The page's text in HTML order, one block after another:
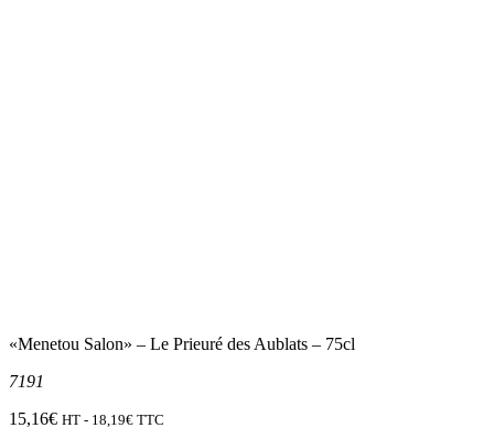
«Menetou Salon» – Le Prieuré des Aublats – 75cl
7191
15,16€ HT - 18,19€ TTC